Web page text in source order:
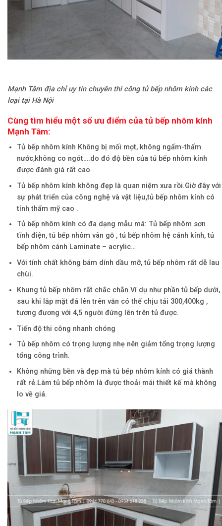
Mạnh Tâm địa chỉ uy tín chuyên thi công tủ bếp nhôm kính các
loại tại Hà Nội
Cùng tìm hiểu một số ưu điểm của tủ bếp nhôm kính
Mạnh Tâm:
Tủ bếp nhôm kính Không bị mối mọt, không ngấm-thấm
nước,không co ngót….do đó độ bền của tủ bếp nhôm kính
được đánh giá rất cao
Tủ bếp nhôm kính không đẹp là quan niệm xưa rồi.Giờ đây với
sự phát triển của công nghệ và vật liệu,tủ bếp nhôm kính có
tính thẩm mỹ cao .
Tủ bếp nhôm kính có đa dạng mẫu mã: Tủ bếp nhôm sơn
tĩnh điện, tủ bếp nhôm vân gỗ , tủ bếp nhôm hệ cánh kính, tủ
bếp nhôm cánh Laminate – acrylic…
Với tính chất không bám dính dầu mỡ, tủ bếp nhôm rất dễ lau
chùi.
Khung tủ bếp nhôm rất chắc chắn.Ví dụ như phần tủ bếp dưới,
sau khi lắp mặt đá lên trên vẫn có thể chịu tải 300,400kg ,
tương đương với 4,5 người đứng lên trên tủ được.
Tiến độ thi công nhanh chóng
Tủ bếp nhôm có trọng lượng nhẹ nên giảm tổng trọng lượng
tổng công trình.
Không những bền và đẹp mà tủ bếp nhôm kính có giá thành
rất rẻ.Làm tủ bếp nhôm là được thoải mái thiết kế mà không
lo về giá.